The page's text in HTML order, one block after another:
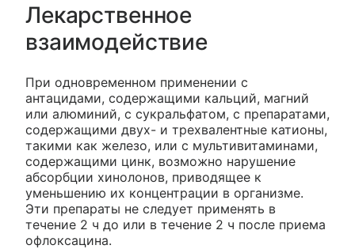
Лекарственное
взаимодействие
При одновременном применении с
антацидами, содержащими кальций, магний
или алюминий, с сукральфатом, с препаратами,
содержащими двух- и трехвалентные катионы,
такими как железо, или с мультивитаминами,
содержащими цинк, возможно нарушение
абсорбции хинолонов, приводящее к
уменьшению их концентрации в организме.
Эти препараты не следует применять в
течение 2 ч до или в течение 2 ч после приема
офлоксацина.